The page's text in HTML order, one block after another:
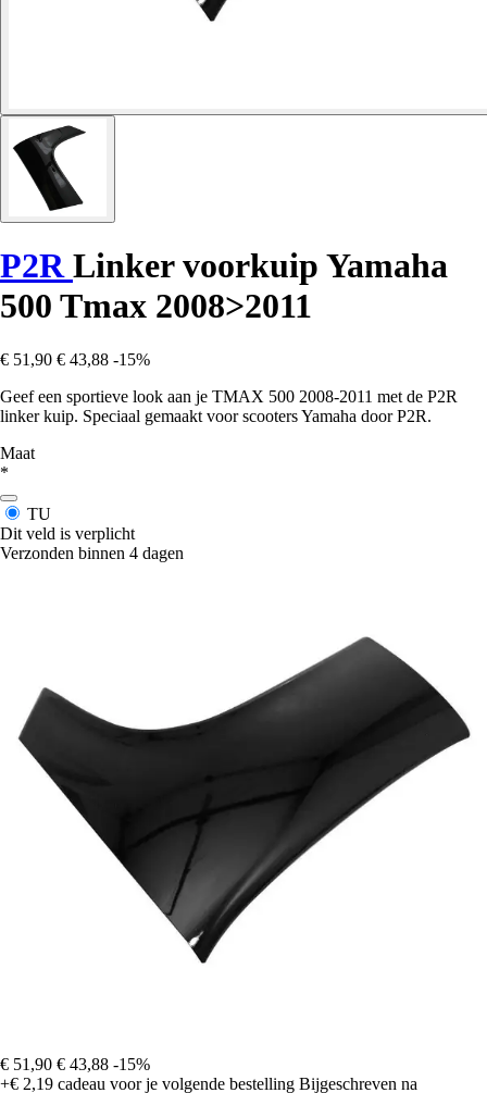
P2RLinker voorkuip Yamaha
500 Tmax 2008>2011
€ 51,90 € 43,88 -15%
Geef een sportieve look aan je TMAX 500 2008-2011 met de P2R
linker kuip. Speciaal gemaakt voor scooters Yamaha door P2R.
Maat
*
TU
Dit veld is verplicht
Verzonden binnen 4 dagen
€ 51,90 € 43,88 -15%
+€ 2,19 cadeau voor je volgende bestelling Bijgeschreven na